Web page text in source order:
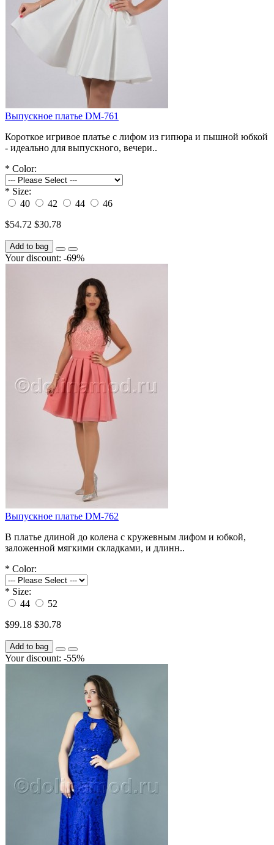
Выпускное платье DM-761
Короткое игривое платье с лифом из гипюра и пышной юбкой
- идеально для выпускного, вечери..
* Color:
* Size:
40
42 44
46
$54.72 $30.78
Add to bag
Your discount: -69%
Выпускное платье DM-762
В платье длиной до колена с кружевным лифом и юбкой,
заложенной мягкими складками, и длинн..
* Color:
* Size:
44
52
$99.18 $30.78
Add to bag
Your discount: -55%